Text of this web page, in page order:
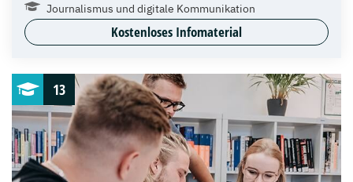
Journalismus und digitale Kommunikation
Kostenloses Infomaterial
13